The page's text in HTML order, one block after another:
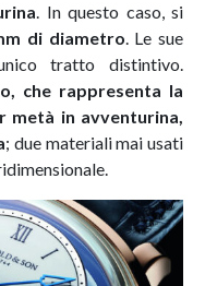
. In questo caso, si
di diametro. Le sue
tratto distintivo.
che rappresenta la
metà in avventurina,
; due materiali mai usati